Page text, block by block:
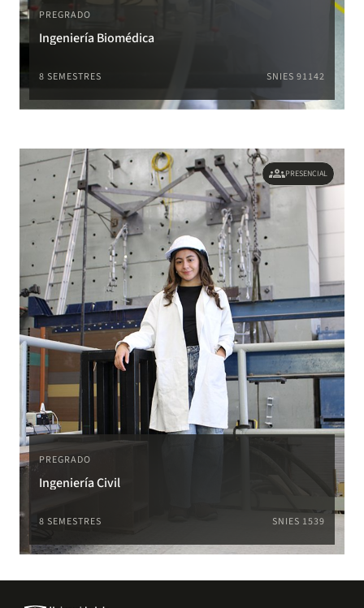
PREGRADO
Ingeniería Biomédica
8 SEMESTRES SNIES 91142
groupsPRESENCIAL
PREGRADO
Ingeniería Civil
8 SEMESTRES SNIES 1539